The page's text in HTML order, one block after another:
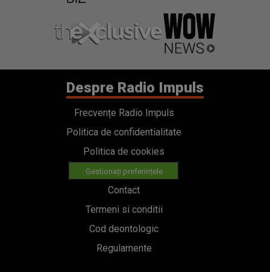
Despre Radio Impuls
Frecvențe Radio Impuls
Politica de confidentialitate
Politica de cookies
Gestionați preferințele
Contact
Termeni si conditii
Cod deontologic
Regulamente